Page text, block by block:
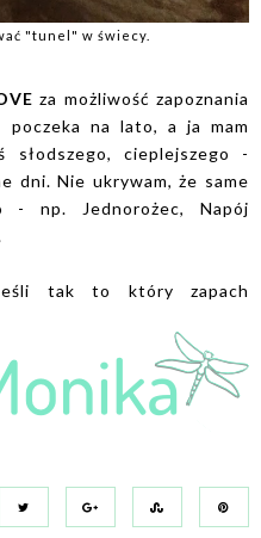
"tunel" w świecy.
za możliwość zapoznania
na lato, a ja mam
cieplejszego -
dni. Nie ukrywam, że same
- np. Jednorożec, Napój
tak to który zapach